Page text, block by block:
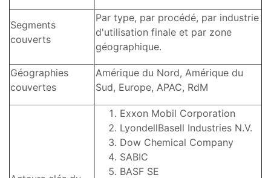
Segments
couverts
Par type, par procédé, par industrie
d'utilisation finale et par zone
géographique.
Géographies
couvertes
Amérique du Nord, Amérique du
Sud, Europe, APAC, RdM
Exxon Mobil Corporation
LyondellBasell Industries N.V.
Dow Chemical Company
SABIC
BASF SE